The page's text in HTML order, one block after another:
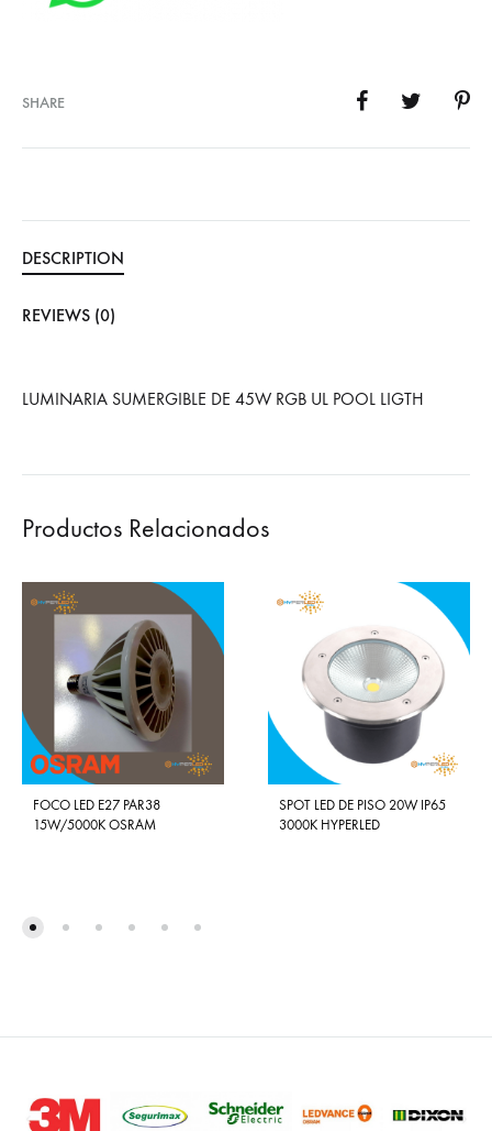
SHARE
DESCRIPTION
REVIEWS (0)
LUMINARIA SUMERGIBLE DE 45W RGB UL POOL LIGTH
Productos Relacionados
FOCO LED E27 PAR38
15W/5000K OSRAM
SPOT LED DE PISO 20W IP65
3000K HYPERLED